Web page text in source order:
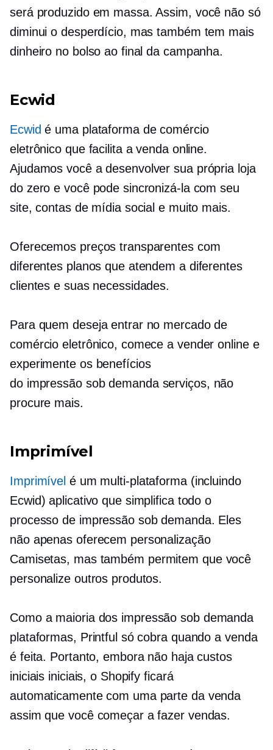
será produzido em massa. Assim, você não só
diminui o desperdício, mas também tem mais
dinheiro no bolso ao final da campanha.
Ecwid
Ecwid é uma plataforma de comércio
eletrônico que facilita a venda online.
Ajudamos você a desenvolver sua própria loja
do zero e você pode sincronizá-la com seu
site, contas de mídia social e muito mais.
Oferecemos preços transparentes com
diferentes planos que atendem a diferentes
clientes e suas necessidades.
Para quem deseja entrar no mercado de
comércio eletrônico, comece a vender online e
experimente os benefícios
do impressão sob demandaserviços, não
procure mais.
Imprimível
Imprimível é um multi-plataforma(incluindo
Ecwid) aplicativo que simplifica todo o
processo de impressão sob demanda. Eles
não apenas oferecem personalização
Camisetas, mas também permitem que você
personalize outros produtos.
Como a maioria dos impressão sob demanda
plataformas, Printful só cobra quando a venda
é feita. Portanto, embora não haja custos
iniciais iniciais, o Shopify ficará
automaticamente com uma parte da venda
assim que você começar a fazer vendas.